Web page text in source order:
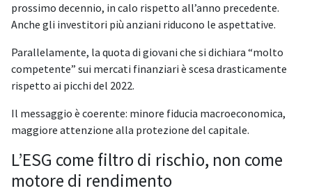
prossimo decennio, in calo rispetto all’anno precedente.
Anche gli investitori più anziani riducono le aspettative.
Parallelamente, la quota di giovani che si dichiara “molto
competente” sui mercati finanziari è scesa drasticamente
rispetto ai picchi del 2022.
Il messaggio è coerente: minore fiducia macroeconomica,
maggiore attenzione alla protezione del capitale.
L’ESG come filtro di rischio, non come
motore di rendimento